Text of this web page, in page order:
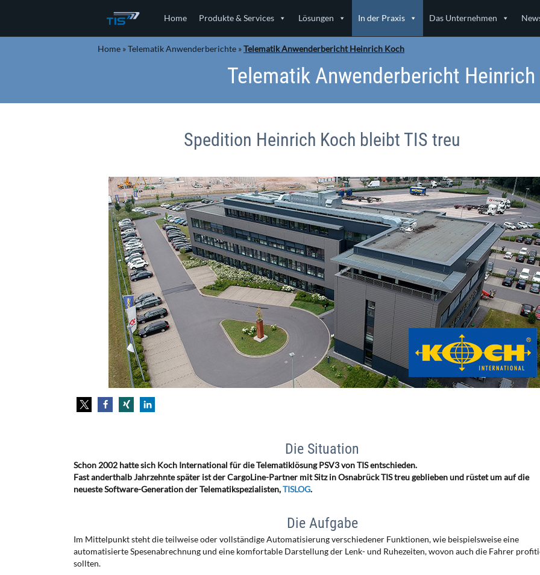
Home Produkte & Services Lösungen In der Praxis Das Unternehmen
Home »Telematik Anwenderberichte »Telematik Anwenderbericht Heinrich Koch
Telematik Anwenderbericht Heinrich
Spedition Heinrich Koch bleibt TIS treu
Die Situation
Schon 2002 hatte sich Koch International für die Telematiklösung PSV3 von TIS entschieden.
Fast anderthalb Jahrzehnte später ist der CargoLine-Partner mit Sitz in Osnabrück TIS treu geblieben und rüstet um auf die
neueste Software-Generation der Telematikspezialisten,TISLOG.
Die Aufgabe
Im Mittelpunkt steht die teilweise oder vollständige Automatisierung verschiedener Funktionen, wie beispielsweise eine
automatisierte Spesenabrechnung und eine komfortable Darstellung der Lenk- und Ruhezeiten, wovon auch die Fahrer
sollten.